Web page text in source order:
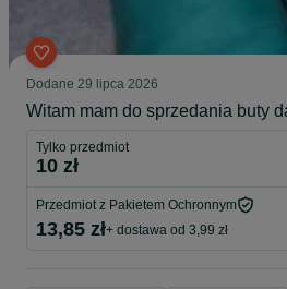
Dodane 29 lipca 2026
Witam mam do sprzedania buty
Tylko przedmiot
10 zł
Przedmiot z Pakietem Ochronnym
13,85 zł+ dostawa od 3,99 zł